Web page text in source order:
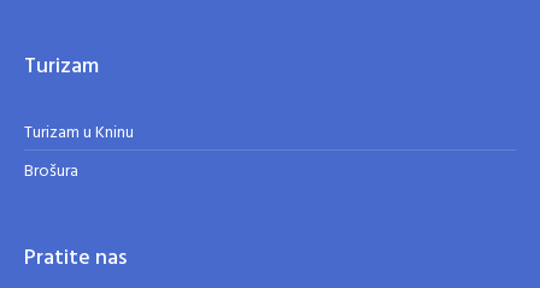
Turizam
Turizam u Kninu
Brošura
Pratite nas